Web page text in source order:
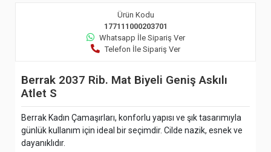
Ürün Kodu
177111000203701
Whatsapp İle Sipariş Ver
Telefon İle Sipariş Ver
Berrak 2037 Rib. Mat Biyeli Geniş Askılı
Atlet S
Berrak Kadın Çamaşırları, konforlu yapısı ve şık tasarımıyla
günlük kullanım için ideal bir seçimdir. Cilde nazik, esnek ve
dayanıklıdır.